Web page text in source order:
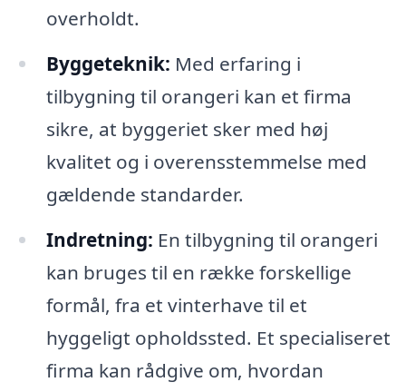
overholdt.
Byggeteknik: Med erfaring i
tilbygning til orangeri kan et firma
sikre, at byggeriet sker med høj
kvalitet og i overensstemmelse med
gældende standarder.
Indretning: En tilbygning til orangeri
kan bruges til en række forskellige
formål, fra et vinterhave til et
hyggeligt opholdssted. Et specialiseret
firma kan rådgive om, hvordan